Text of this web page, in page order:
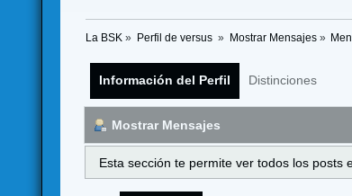
La BSK » Perfil de versus » Mostrar Mensajes»
Información del Perfil Distinciones
Mostrar Mensajes
Esta sección te permite ver todos los posts